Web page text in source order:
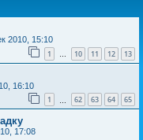
2010, 15:10
1 … 10 11 12 13
16:10
1 62 63 64 65
17:08